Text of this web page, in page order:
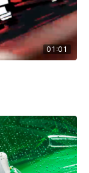
01:01